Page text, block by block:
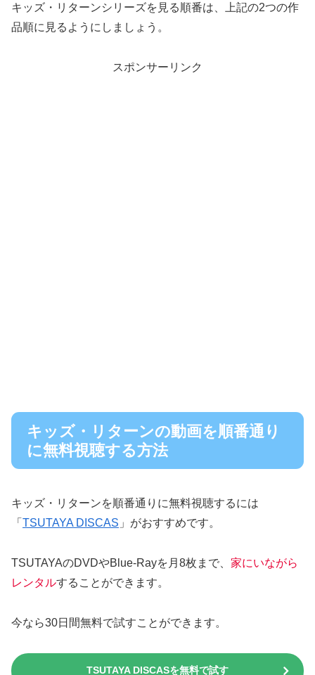
キッズ・リターンシリーズを見る順番は、上記の2つの作
品順に見るようにしましょう。
スポンサーリンク
キッズ・リターンの動画を順番通り
に無料視聴する方法
キッズ・リターンを順番通りに無料視聴するには
「 TSUTAYA DISCAS 」がおすすめです。
TSUTAYAのDVDやBlue-Rayを月8枚まで、 家にいながら
レンタルすることができます。
今なら30日間無料で試すことができます。
TSUTAYA DISCASを無料で試す